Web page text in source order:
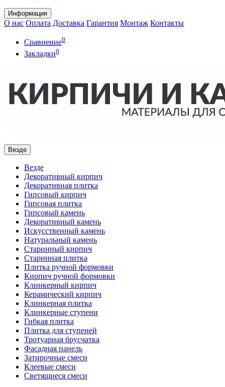
Информация
О нас Оплата Доставка Гарантия Монтаж Контакты
Сравнение0
Закладки0
Везде
Везде
Декоративный кирпич
Декоративная плитка
Гипсовый кирпич
Гипсовая плитка
Гипсовый камень
Декоративный камень
Искусственный камень
Натуральный камень
Старинный кирпич
Старинная плитка
Плитка ручной формовки
Кирпич ручной формовки
Клинкерный кирпич
Керамический кирпич
Клинкерная плитка
Клинкерные ступени
Гибкая плитка
Плитка для ступеней
Тротуарная брусчатка
Фасадная панель
Затирочные смеси
Клеевые смеси
Светящиеся смеси